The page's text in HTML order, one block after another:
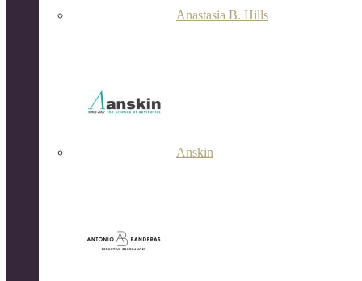
Anastasia B. Hills
Anskin